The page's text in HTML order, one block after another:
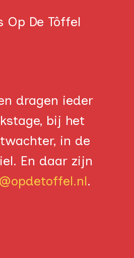
De Tôffel
dragen ieder
bij het
in de
En daar zijn
.